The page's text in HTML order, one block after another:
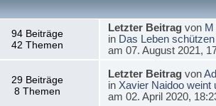
94 Beiträge
42 Themen
Letzter Beitragvon M
in Das Leben
am 07. August 2021,
29 Beiträge
8 Themen
Letzter Beitragvon
in Xavier Naidoo weint
am 02. April 2020,